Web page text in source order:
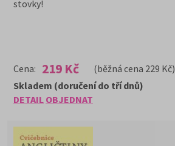
stovky!
Cena: 219 Kč (běžná cena 229 Kč)
DETAIL OBJEDNAT
Skladem (doručení do tří dnů)